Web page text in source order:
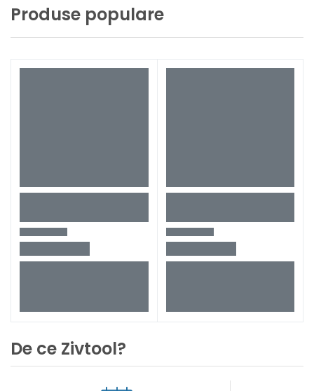
Produse populare
De ce Zivtool?